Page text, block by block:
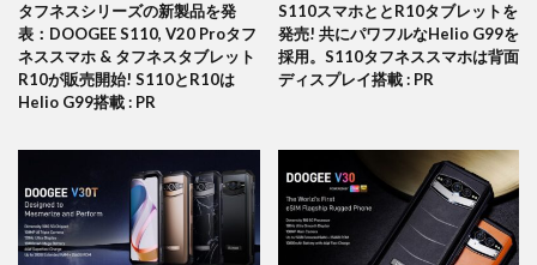
タフネスシリーズの新製品を発
表：DOOGEE S110, V20 Proタフ
ネススマホ & タフネスタブレット
R10が販売開始! S110とR10は
Helio G99搭載 : PR
S110スマホととR10タブレットを
発売! 共にパワフルなHelio G99を
採用。S110タフネススマホは背面
ディスプレイ搭載 : PR